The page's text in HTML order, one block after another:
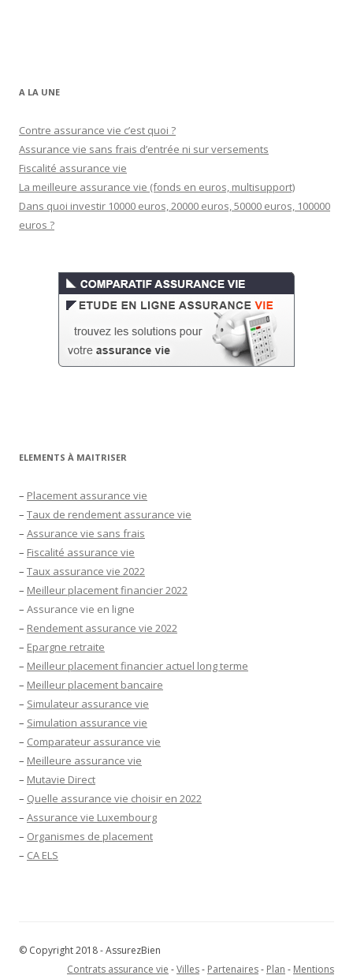
A LA UNE
Contre assurance vie c’est quoi ?
Assurance vie sans frais d’entrée ni sur versements
Fiscalité assurance vie
La meilleure assurance vie (fonds en euros, multisupport)
Dans quoi investir 10000 euros, 20000 euros, 50000 euros, 100000
euros ?
ELEMENTS À MAITRISER
– Placement assurance vie
– Taux de rendement assurance vie
– Assurance vie sans frais
– Fiscalité assurance vie
– Taux assurance vie 2022
– Meilleur placement financier 2022
– Assurance vie en ligne
– Rendement assurance vie 2022
– Epargne retraite
– Meilleur placement financier actuel long terme
– Meilleur placement bancaire
– Simulateur assurance vie
– Simulation assurance vie
– Comparateur assurance vie
– Meilleure assurance vie
– Mutavie Direct
– Quelle assurance vie choisir en 2022
– Assurance vie Luxembourg
– Organismes de placement
– CA ELS
© Copyright 2018 - AssurezBien
Contrats assurance vie -Villes- Partenaires- Plan - Mentions